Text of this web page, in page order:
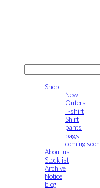
Shop
New
Outers
T-shirt
Shirt
pants
bags
coming soon
About us
Stocklist
Archive
Notice
blog